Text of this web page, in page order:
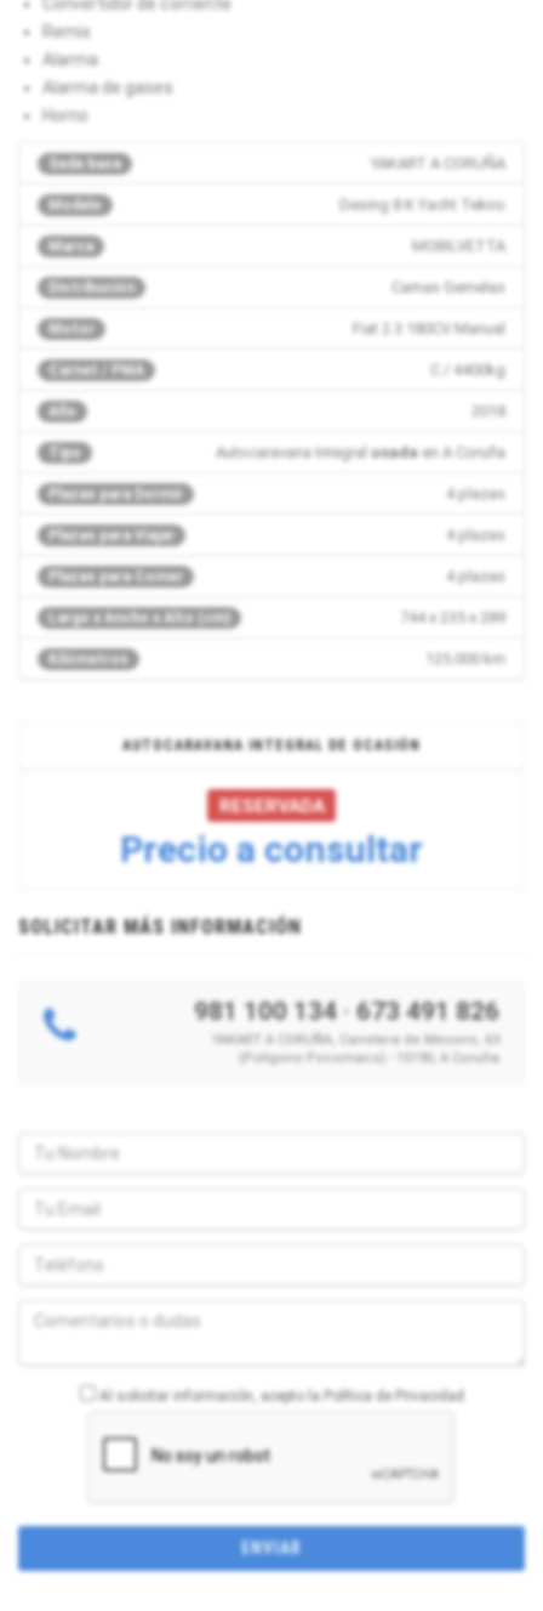
Remix
Alarma
Alarma de gases
Horno
Sede base YAKART A CORUÑA
Modelo Desing 8 K Yacht Tekno
Marca MOBILVETTA
Distribución Camas Gemelas
Motor Fiat 2.3 180CV Manual
Carnet / PMA C / 4400kg
Año 2018
Tipo Autocaravana Integralusadaen A Coruña
Plazas para Dormir 4 plazas
Plazas para Viajar 4 plazas
Plazas para Comer 4 plazas
Largo x Ancho x Alto (cm) 744 x 235 x 289
Kilómetros 125.000 km
AUTOCARAVANA INTEGRAL DE OCASIÓN
RESERVADA
Precio a consultar
SOLICITAR MÁS INFORMACIÓN
981 100 134 ·673 491 826
YAKART A CORUÑA, Carretera de Mesoiro, 63
(Polígono Pocomaco) - 15190, A Coruña
Al solicitar información, acepto la Política de Privacidad